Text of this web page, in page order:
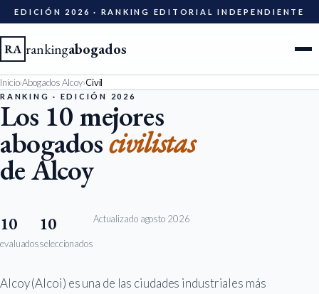
EDICIÓN 2026 · RANKING EDITORIAL INDEPENDIENTE
RA rankingabogados
Ciudades
Especialidades
Diccionario
Metodología
Inicio›Abogados Alcoy›Civil
RANKING · EDICIÓN 2026
Los 10 mejores
abogadoscivilistas
de Alcoy
10
evaluados
10
seleccionados
Actualizado agosto 2026
Alcoy (Alcoi) es una de las ciudades industriales más